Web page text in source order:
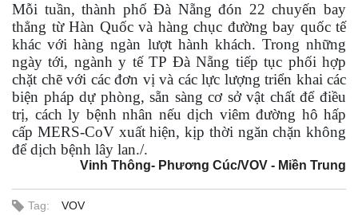
Mỗi tuần, thành phố Đà Nẵng đón 22 chuyến bay
thẳng từ Hàn Quốc và hàng chục đường bay quốc tế
khác với hàng ngàn lượt hành khách. Trong những
ngày tới, ngành y tế TP Đà Nẵng tiếp tục phối hợp
chặt chẽ với các đơn vị và các lực lượng triển khai các
biện pháp dự phòng, sẵn sàng cơ sở vật chất để điều
trị, cách ly bệnh nhân nếu dịch viêm đường hô hấp
cấp MERS-CoV xuất hiện, kịp thời ngăn chặn không
để dịch bệnh lây lan./.
Vinh Thông- Phương Cúc/VOV - Miền Trung
Tag: VOV